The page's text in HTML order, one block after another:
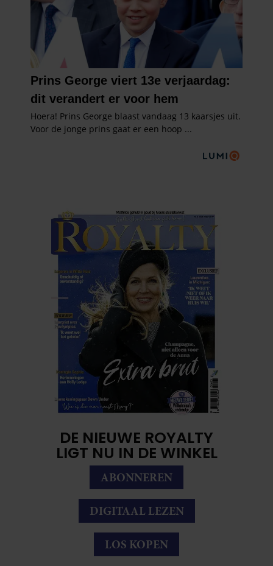
DE NIEUWE ROYALTY
LIGT NU IN DE WINKEL
ABONNEREN
DIGITAAL LEZEN
LOS KOPEN